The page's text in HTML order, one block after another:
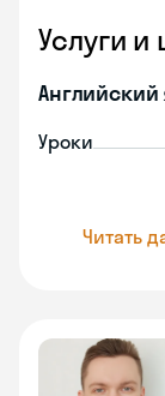
Услуги и
Английский
Уроки
Читать